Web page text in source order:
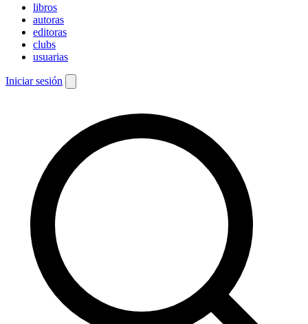
libros
autoras
editoras
clubs
usuarias
Iniciar sesión